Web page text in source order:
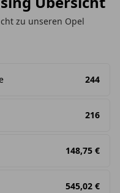
zu unseren Opel
244
216
148,75 €
545,02 €